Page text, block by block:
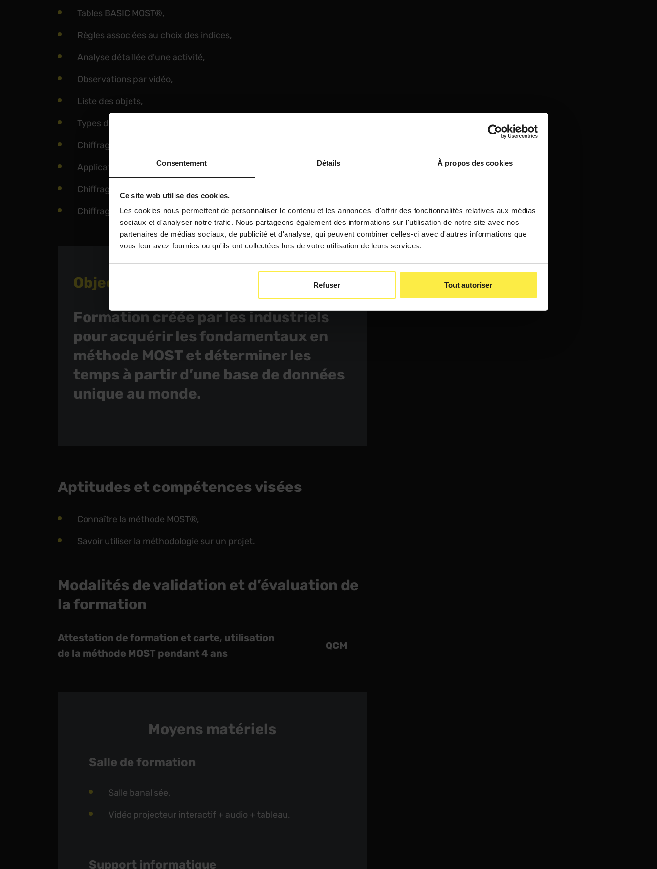
Consentement Détails À propos des cookies
Ce site web utilise des cookies.
Les cookies nous permettent de personnaliser le contenu et les annonces, d'offrir des fonctionnalités relatives aux médias
sociaux et d'analyser notre trafic. Nous partageons également des informations sur l'utilisation de notre site avec nos
partenaires de médias sociaux, de publicité et d'analyse, qui peuvent combiner celles-ci avec d'autres informations que
vous leur avez fournies ou qu'ils ont collectées lors de votre utilisation de leurs services.
Refuser Tout autoriser
Tables BASIC MOST®,
Règles associées au choix des indices,
Analyse détaillée d’une activité,
Observations par vidéo,
Liste des objets,
Types de séquences,
Chiffrage des séquences,
Applications pratiques,
Chiffrage d’une activité existante sur vidéo,
Chiffrage d’un nouveau produit sur plan.
Objectifs de la formation
Formation créée par les industriels
pour acquérir les fondamentaux en
méthode MOST et déterminer les
temps à partir d’une base de données
unique au monde.
Aptitudes et compétences visées
Connaître la méthode MOST®,
Savoir utiliser la méthodologie sur un projet.
Modalités de validation et d’évaluation de
la formation
Attestation de formation et carte, utilisation
de la méthode MOST pendant 4 ans
QCM
Moyens matériels
Salle de formation
Salle banalisée,
Vidéo projecteur interactif + audio + tableau.
Support informatique